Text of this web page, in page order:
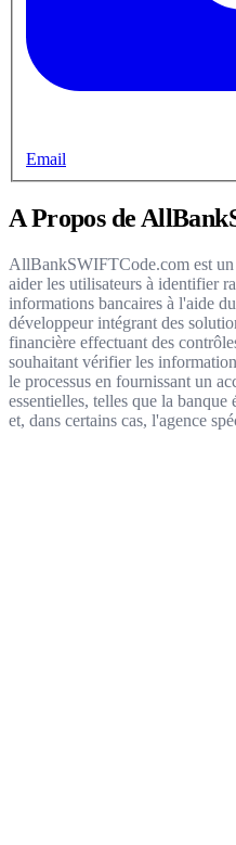
Email
A Propos de
AllBankSWIFTCode.com est
aider les utilisateurs à identifier
informations bancaires à l'aide
développeur intégrant des
financière effectuant des
souhaitant vérifier les
le processus en fournissant un
essentielles, telles que la
et, dans certains cas, l'agence